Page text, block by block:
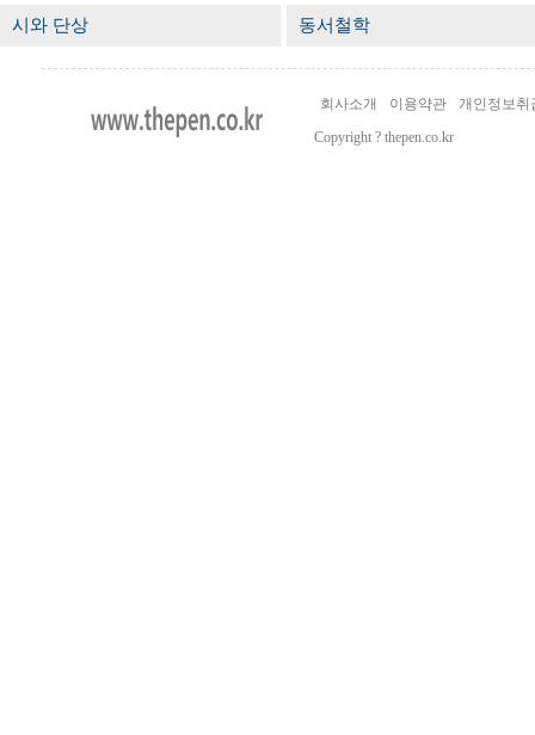
시와 단상 동서철학
회사소개 이용약관
개인정보취
Copyright ? thepen.co.kr